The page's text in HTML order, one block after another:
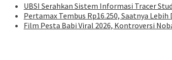
UBSI Serahkan Sistem Informasi Tracer
Pertamax Tembus Rp16.250, Saatnya
Film Pesta Babi Viral 2026, Kontroversi